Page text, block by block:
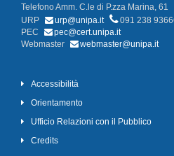
Telefono Amm. C.le di P.zza Marina, 61
URP
urp@unipa.it
091 238
PEC
pec@cert.unipa.it
Webmaster
webmaster@unipa.it
Accessibilità
Orientamento
Ufficio Relazioni con il Pubblico
Credits